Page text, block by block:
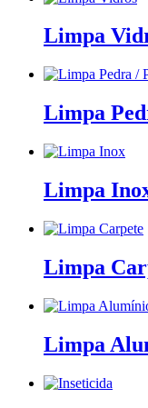
Limpa
Limpa
Limpa
Limpa
Limpa